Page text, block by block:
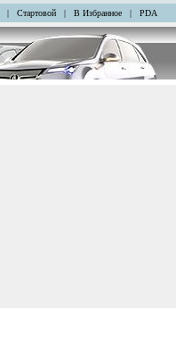
| Стартовой | В Избранное | PDA